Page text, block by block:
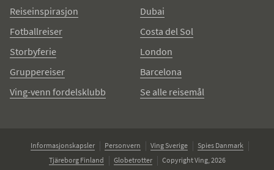
Reiseinspirasjon
Fotballreiser
Storbyferie
Gruppereiser
Ving-venn fordelsklubb
Dubai
Costa del Sol
London
Barcelona
Se alle reisemål
Informasjonskapsler Personvern Ving Sverige
Spies Danmark
Tjäreborg Finland
Globetrotter Copyright Ving, 2026